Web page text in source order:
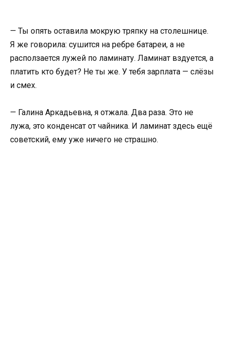
— Ты опять оставила мокрую тряпку на столешнице.
Я же говорила: сушится на ребре батареи, а не
расползается лужей по ламинату. Ламинат вздуется, а
платить кто будет? Не ты же. У тебя зарплата — слёзы
и смех.
— Галина Аркадьевна, я отжала. Два раза. Это не
лужа, это конденсат от чайника. И ламинат здесь ещё
советский, ему уже ничего не страшно.